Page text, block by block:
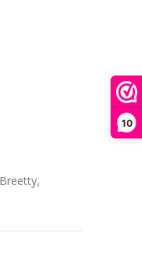
10